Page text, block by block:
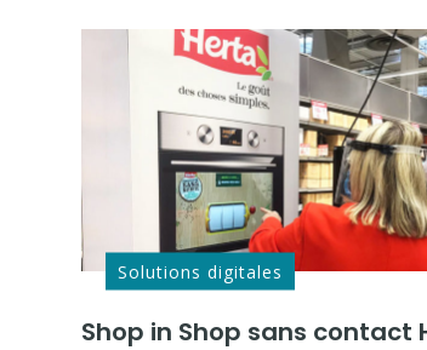
Solutions digitales
Shop in Shop sans contact